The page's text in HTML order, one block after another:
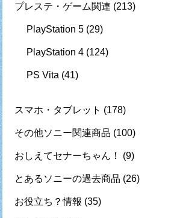
プレステ・ゲーム関連 (213)
PlayStation 5 (29)
PlayStation 4 (124)
PS Vita (41)
スマホ・タブレット (178)
その他ソニー関連商品 (100)
おしえてセナーちゃん！ (9)
とあるソニーの過去商品 (26)
お役立ち？情報 (35)